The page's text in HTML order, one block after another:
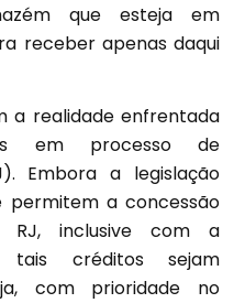
que esteja em
receber apenas daqui
a realidade enfrentada
em processo de
Embora a legislação
permitem a concessão
inclusive com a
tais créditos sejam
com prioridade no